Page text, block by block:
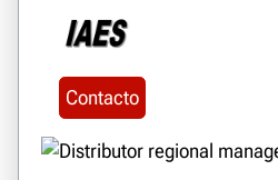
Contacto